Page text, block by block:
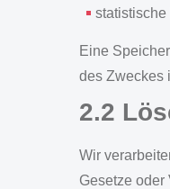
statistische
Eine
des Zweckes
2.2
Wir
Gesetze